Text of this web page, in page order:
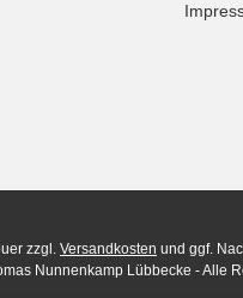
zzgl. Versandkosten und ggf.
Nunnenkamp Lübbecke - Alle